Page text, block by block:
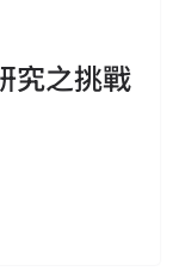
究之挑戰